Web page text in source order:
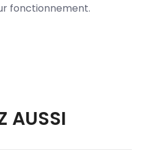
fonctionnement.
AUSSI